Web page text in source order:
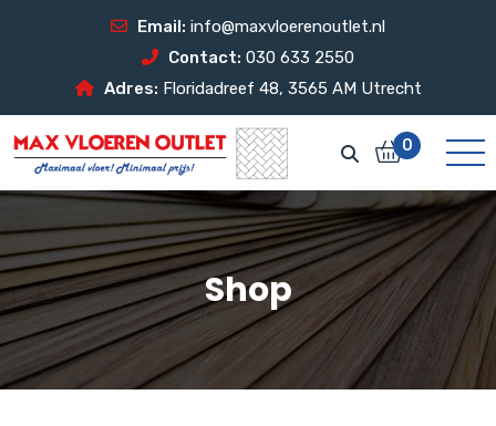
Email: info@maxvloerenoutlet.nl
Contact: 030 633 2550
Adres: Floridadreef 48, 3565 AM Utrecht
0
Shop